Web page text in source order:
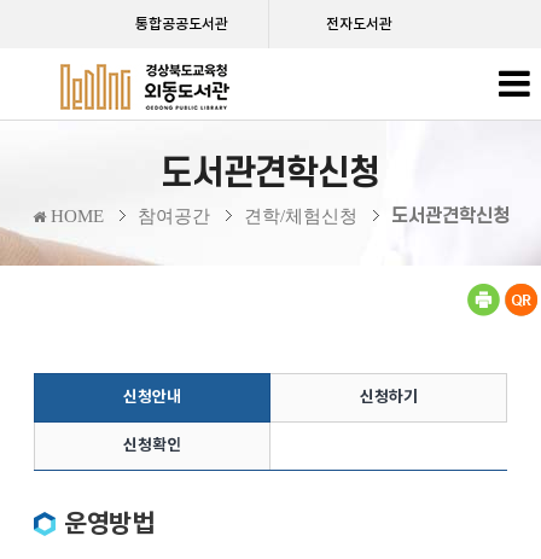
통합공공도서관 전자도서관
도서관견학신청
HOME 참여공간 견학/체험신청 도서관견학신청
신청안내 신청하기
신청확인
운영방법